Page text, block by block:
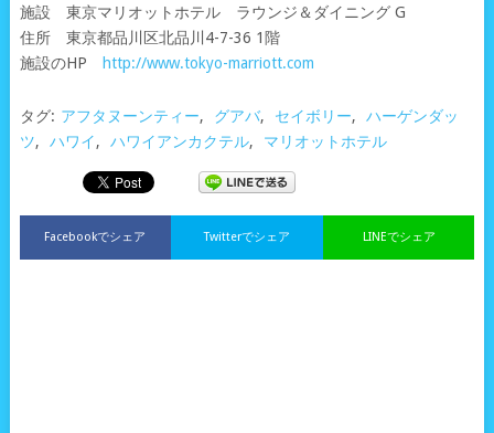
施設 東京マリオットホテル ラウンジ＆ダイニング G
住所 東京都品川区北品川4-7-36 1階
施設のHP http://www.tokyo-marriott.com
タグ: アフタヌーンティー, グアバ, セイボリー,
ハーゲンダッ
ツ, ハワイ, ハワイアンカクテル, マリオットホテル
Facebookでシェア LINEでシェア
Twitterでシェア